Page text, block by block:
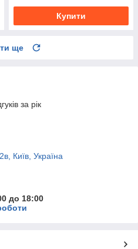
Купити
ще
за рік
Київ, Україна
до 18:00